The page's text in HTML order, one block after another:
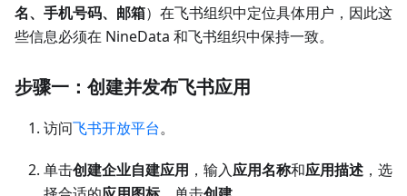
名、手机号码、邮箱）在飞书组织中定位具体用户，因此这
些信息必须在 NineData 和飞书组织中保持一致。
步骤一：创建并发布飞书应用
访问飞书开放平台。
单击创建企业自建应用 ，输入应用名称和应用描述 ，选